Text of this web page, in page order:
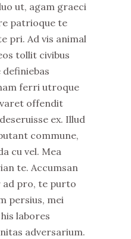
ut, agam graeci
patrioque te
pri. Ad vis animal
tollit civibus
ferri utroque
offendit
ex. Illud
commune,
cu vel. Mea
te. Accumsan
pro, te purto
persius, mei
labores
adversarium.